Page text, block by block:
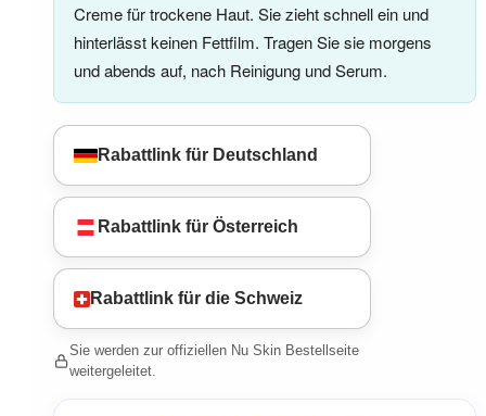
Creme für trockene Haut. Sie zieht schnell ein und
hinterlässt keinen Fettfilm. Tragen Sie sie morgens
und abends auf, nach Reinigung und Serum.
Rabattlink für Deutschland
Rabattlink für Österreich
Rabattlink für die Schweiz
Sie werden zur offiziellen Nu Skin Bestellseite
weitergeleitet.